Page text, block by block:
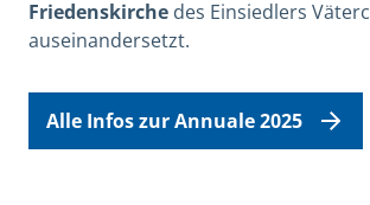
Friedenskirche des Einsiedlers
auseinandersetzt.
Alle Infos zur Annuale 2025